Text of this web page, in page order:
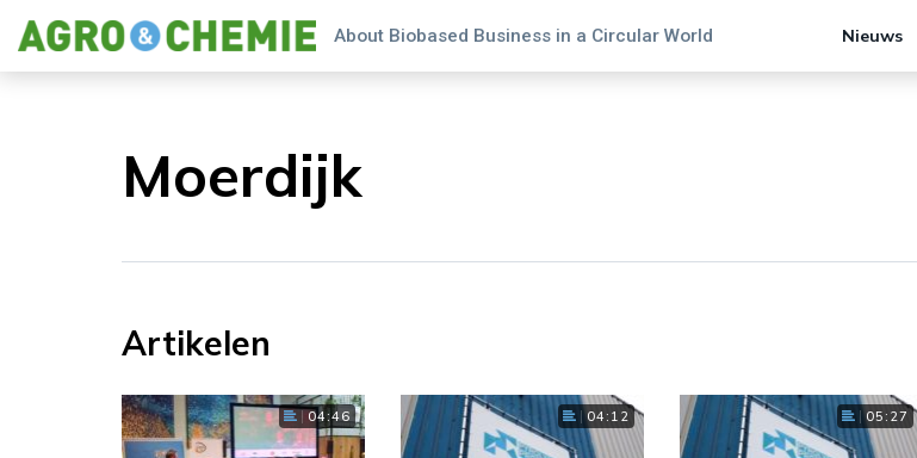
About Biobased Business in a Circular World Nieuws
Moerdijk
Artikelen
04:46 04:12 05:27